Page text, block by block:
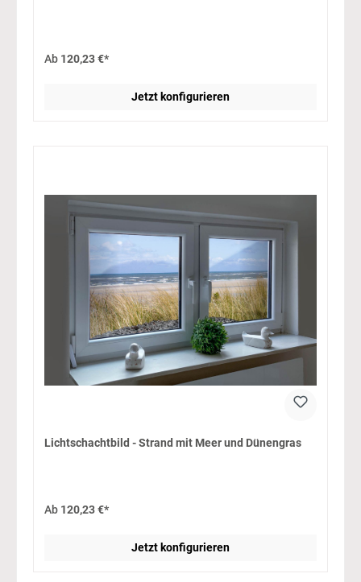
Ab 120,23 €*
Jetzt konfigurieren
Lichtschachtbild - Strand mit Meer und Dünengras
Ab 120,23 €*
Jetzt konfigurieren